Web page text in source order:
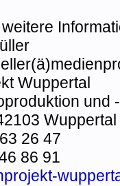
Wuppertal
und
Wuppertal
26 47
86 91